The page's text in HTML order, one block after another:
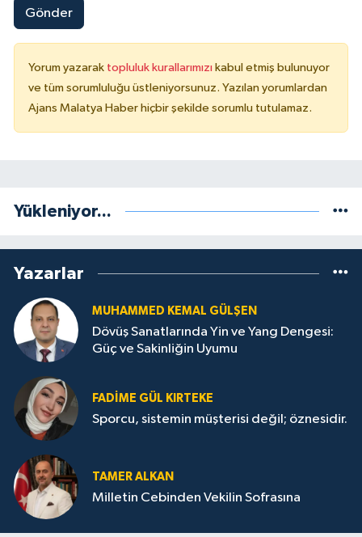
Gönder
Yorum yazarak topluluk kurallarımızı kabul etmiş bulunuyor
ve tüm sorumluluğu üstleniyorsunuz. Yazılan yorumlardan
Ajans Malatya Haber hiçbir şekilde sorumlu tutulamaz.
Yükleniyor...
Yazarlar
MUHAMMED KEMAL GÜLŞEN
Dövüş Sanatlarında Yin ve Yang Dengesi:
Güç ve Sakinliğin Uyumu
FADIME GÜL KIRTEKE
Sporcu, sistemin müşterisi değil; öznesidir.
TAMER ALKAN
Milletin Cebinden Vekilin Sofrasına